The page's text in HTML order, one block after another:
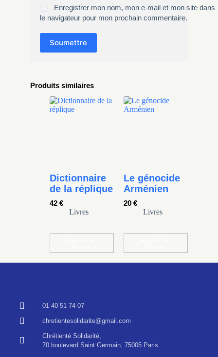
Produits similaires
Dictionnaire
de la réplique
42 €
Livres
Le génocide
Arménien
20 €
Livres
Enregistrer mon nom, mon e-mail et mon site dans
le navigateur pour mon prochain commentaire.
Soumettre
01 40 51 74 07
chretientesolidarite@gmail.com
Chrétienté Solidarité,
70 boulevard Saint Germain, 75005 Paris